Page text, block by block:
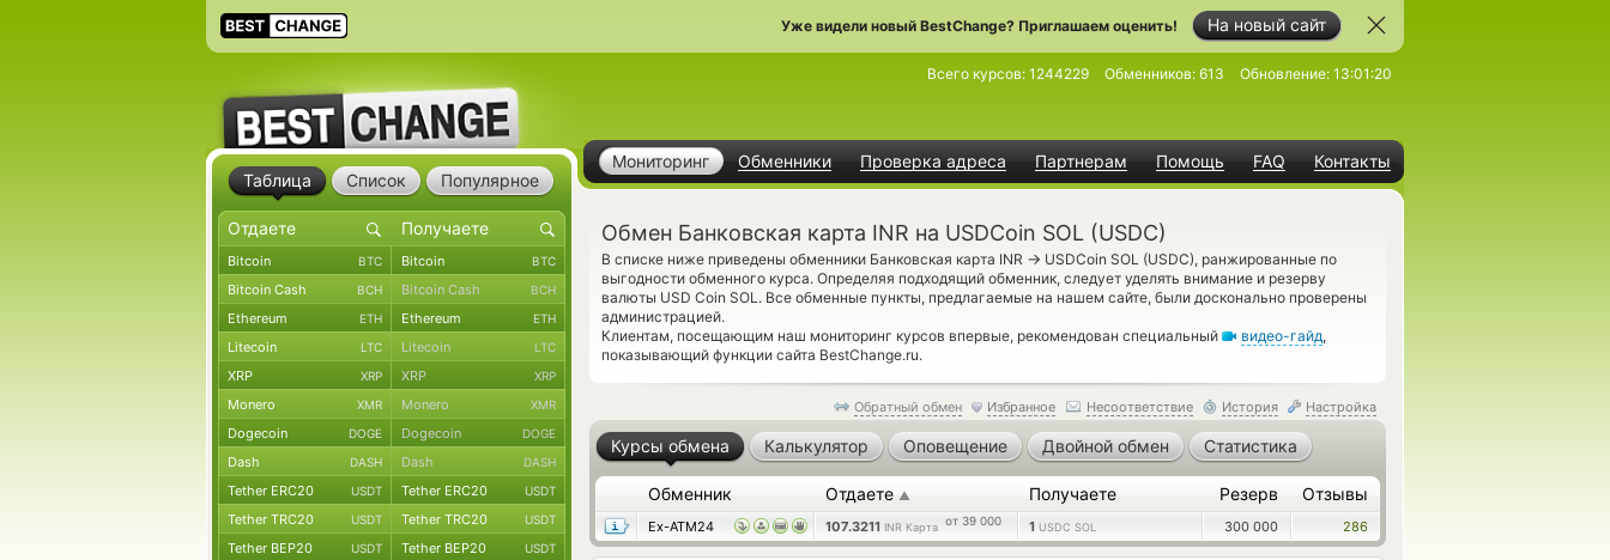
На новый сайт
Уже видели новый BestChange? Приглашаем оценить!
Мониторинг Обменники Проверка адреса Партнерам Помощь FAQ Контакты
Всего курсов: 1244229 Обменников: 613 Обновление: 13:01:20
Обмен Банковская карта INR на USDCoin SOL (USDC)
В списке ниже приведены обменники Банковская карта INR → USDCoin SOL (USDC), ранжированные по
выгодности обменного курса. Определяя подходящий обменник, следует уделять внимание и резерву
валюты USD Coin SOL. Все обменные пункты, предлагаемые на нашем сайте, были досконально проверены
администрацией.
Клиентам, посещающим наш мониторинг курсов впервые, рекомендован специальный
видео-гайд,
показывающий функции сайта BestChange.ru.
Обратный обмен Избранное Несоответствие История Настройка
Курсы обмена Калькулятор Оповещение Двойной обмен Статистика
Обменник Отдаете ▲ Получаете Резерв Отзывы
Ex-ATM24 107.3211 INR Карта от 39 000 1 USDC SOL 300 000 286
Таблица Список Популярное
Bitcoin BTC Bitcoin BTC
Bitcoin Cash BCH Bitcoin Cash BCH
Ethereum ETH Ethereum ETH
Litecoin LTC Litecoin LTC
XRP XRP XRP XRP
Monero XMR Monero XMR
Dogecoin DOGE Dogecoin DOGE
Dash DASH Dash DASH
Tether ERC20 USDT Tether ERC20 USDT
Tether TRC20 USDT Tether TRC20 USDT
Tether BEP20 USDT Tether BEP20 USDT